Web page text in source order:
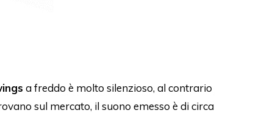
a freddo è molto silenzioso, al contrario
sul mercato, il suono emesso è di circa